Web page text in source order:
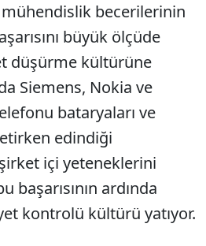
becerilerinin
büyük ölçüde
düşürme kültürüne
Siemens, Nokia ve
bataryaları ve
edindiği
içi yeteneklerini
başarısının ardında
kontrolü kültürü yatıyor.